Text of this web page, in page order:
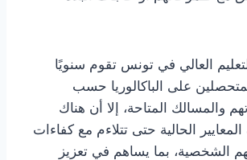
العالي في تونس تقوم سنويًا
على الباكالوريا حسب
والمسالك المتاحة، إلا أن هناك
الحالية حتى تتلاءم مع كفاءات
الشخصية، بما يساهم في تعزيز